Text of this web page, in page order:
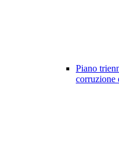
Piano
corruzione